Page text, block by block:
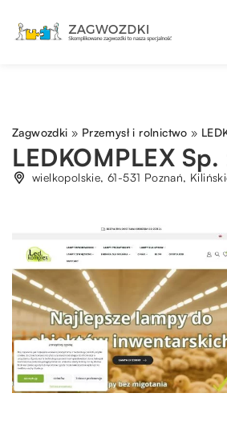
Zagwozdki » Przemysł i rolnictwo »
LEDKOMPLEX Sp.
wielkopolskie, 61-531 Poznań,